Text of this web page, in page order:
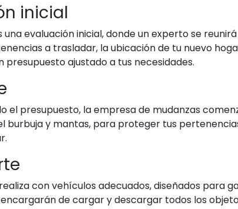
inicial
una evaluación inicial, donde un experto se
a trasladar, la ubicación de tu nuevo
presupuesto ajustado a tus necesidades.
el presupuesto, la empresa de mudanzas
burbuja y mantas, para proteger tus
con vehículos adecuados, diseñados para
de cargar y descargar todos los